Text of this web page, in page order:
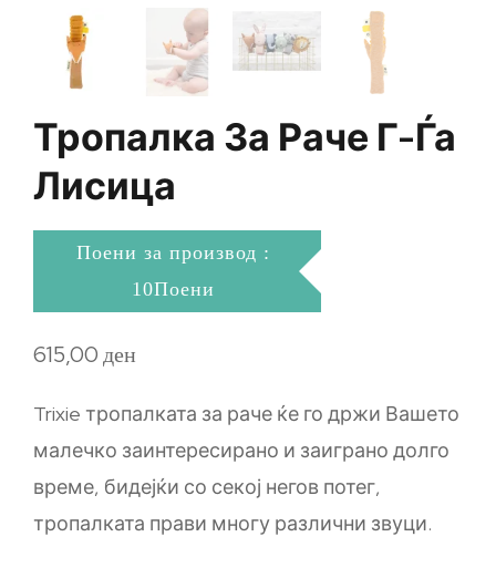
Тропалка За Раче Г-Ѓа
Лисица
Поени за производ :
10Поени
615,00ден
Trixie тропалката за раче ќе го држи Вашето
малечко заинтересирано и заиграно долго
време, бидејќи со секој негов потег,
тропалката прави многу различни звуци.